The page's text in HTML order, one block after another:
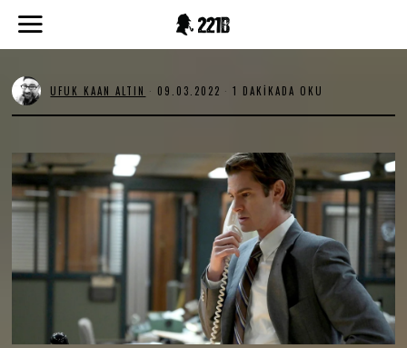
UFUK KAAN ALTIN 09.03.2022 0
.
.
2
0
2
2
1 DAKIKADA OKU